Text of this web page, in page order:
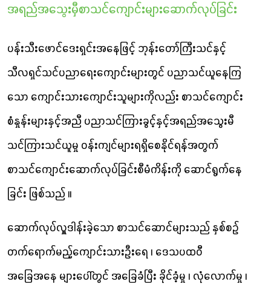
အရည်အသွေးမှီစာသင်ကျောင်းများဆောက်လုပ်ခြင်း
ပန်းသီးဖောင်‌ဒေးရှင်းအနေဖြင့် ဘုန်းတော်ကြီးသင်နှင့်
သီလရှင်သင်ပညာရေးကျောင်းများတွင် ပညာသင်ယူနေကြ
သော ကျောင်းသားကျောင်းသူများကိုလည်း စာသင်ကျောင်း
စံနှုန်းများနှင့်အညီ ပညာသင်ကြားခွင့်နှင့်အရည်အသွေးမီ
သင်ကြားသင်ယူမှု ဝန်းကျင်များရရှိစေနိုင်ရန်အတွက်
စာသင်ကျောင်းဆောက်လုပ်ခြင်းစီမံကိန်းကို ဆောင်ရွက်နေ
ခြင်း ဖြစ်သည် ။
ဆောက်လုပ်လှူဒါန်းခဲ့သော စာသင်ဆောင်များသည် နှစ်စဥ်
တက်ရောက်မည့်ကျောင်းသားဦးရေ ၊ ‌ဒေသပထဝီ
အခြေအနေ များပေါ်တွင် အခြေခံပြီး ခိုင်ခံ့မှု ၊ လုံလောက်မှု ၊